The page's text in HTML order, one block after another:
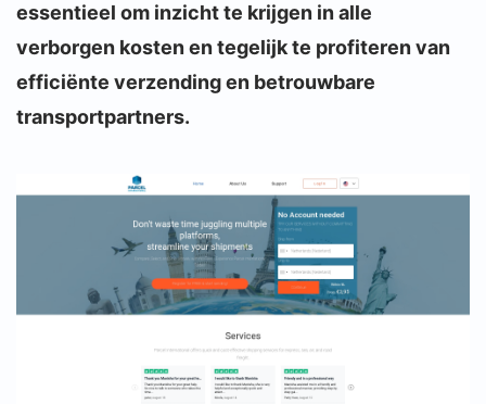
essentieel om inzicht te krijgen in alle
verborgen kosten en tegelijk te profiteren van
efficiënte verzending en betrouwbare
transportpartners.